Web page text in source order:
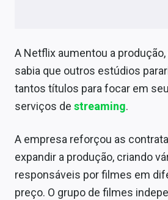
A Netflix aumentou a
sabia que outros estúdios
tantos títulos para focar em
serviços de streaming.
A empresa reforçou as
expandir a produção, criando
responsáveis por filmes em
preço. O grupo de filmes